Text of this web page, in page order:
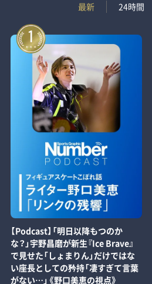
最新
24時間
1
【Podcast】「明日以降もつのか
な？」宇野昌磨が新生『Ice Brave』
で見せた「しょまりん」だけではな
い座長としての矜持「凄すぎて言葉
がない…」《野口美恵の視点》